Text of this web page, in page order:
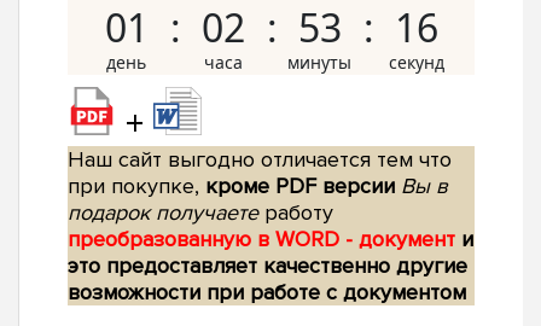
01 02 53 15
+
Наш сайт выгодно отличается тем что
при покупке, кроме PDF версии Вы в
подарок получаетеработу
преобразованную в WORD - документ и
это предоставляет качественно другие
возможности при работе с документом